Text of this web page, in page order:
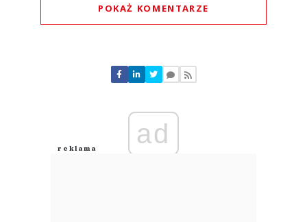
POKAŻ KOMENTARZE
Nie znaleziono komentarzy
Zostaw swoje komentarze
Anuluj
ad